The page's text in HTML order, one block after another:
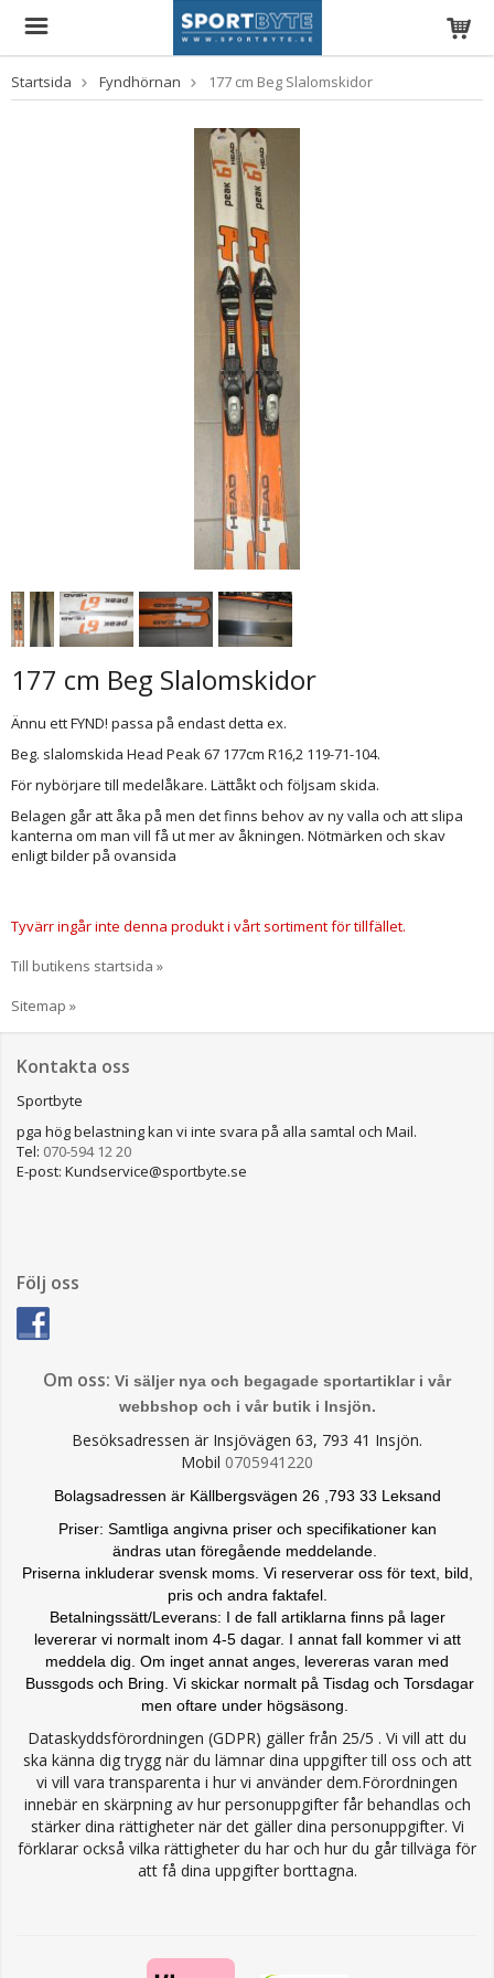
Startsida Fyndhörnan 177 cm Beg Slalomskidor
177 cm Beg Slalomskidor
Ännu ett FYND! passa på endast detta ex.
Beg. slalomskida Head Peak 67 177cm R16,2 119-71-104.
För nybörjare till medelåkare. Lättåkt och följsam skida.
Belagen går att åka på men det finns behov av ny valla och att slipa
kanterna om man vill få ut mer av åkningen. Nötmärken och skav
enligt bilder på ovansida
Tyvärr ingår inte denna produkt i vårt sortiment för tillfället.
Till butikens startsida »
Sitemap »
Kontakta oss
Sportbyte
pga hög belastning kan vi inte svara på alla samtal och Mail.
Tel: 070-594 12 20
E-post: Kundservice@sportbyte.se
Följ oss
Om oss: Vi säljer nya och begagade sportartiklar i vår
webbshop och i vår butik i Insjön.
Besöksadressen är Insjövägen 63, 793 41 Insjön.
Mobil 0705941220
Bolagsadressen är Källbergsvägen 26 ,793 33 Leksand
Priser: Samtliga angivna priser och specifikationer kan
ändras utan föregående meddelande.
Priserna inkluderar svensk moms. Vi reserverar oss för text, bild,
pris och andra faktafel.
Betalningssätt/Leverans: I de fall artiklarna finns på lager
levererar vi normalt inom 4-5 dagar. I annat fall kommer vi att
meddela dig. Om inget annat anges, levereras varan med
Bussgods och Bring. Vi skickar normalt på Tisdag och Torsdagar
men oftare under högsäsong.
Dataskyddsförordningen (GDPR) gäller från 25/5 . Vi vill att du
ska känna dig trygg när du lämnar dina uppgifter till oss och att
vi vill vara transparenta i hur vi använder dem.Förordningen
innebär en skärpning av hur personuppgifter får behandlas och
stärker dina rättigheter när det gäller dina personuppgifter. Vi
förklarar också vilka rättigheter du har och hur du går tillväga för
att få dina uppgifter borttagna.